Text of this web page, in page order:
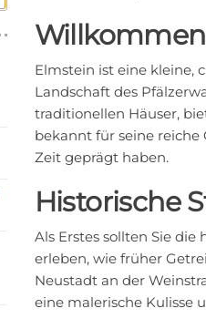
Elmstein ist eine kleine,
Landschaft des
traditionellen Häuser,
bekannt für seine reiche
Zeit geprägt haben.
Historische
Als Erstes sollten Sie
erleben, wie früher
Neustadt an der
eine malerische Kulisse